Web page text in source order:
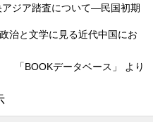
ジア踏査について—民国初期
治と文学に見る近代中国にお
「BOOKデータベース」 より